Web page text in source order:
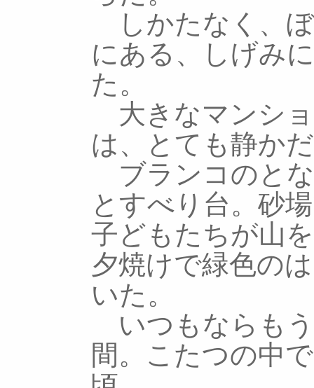
しかたなく、
にある、しげみ
た。
大きなマンシ
は、とても静か
ブランコのと
とすべり台。砂
子どもたちが山
夕焼けで緑色の
いた。
いつもならも
間。こたつの中